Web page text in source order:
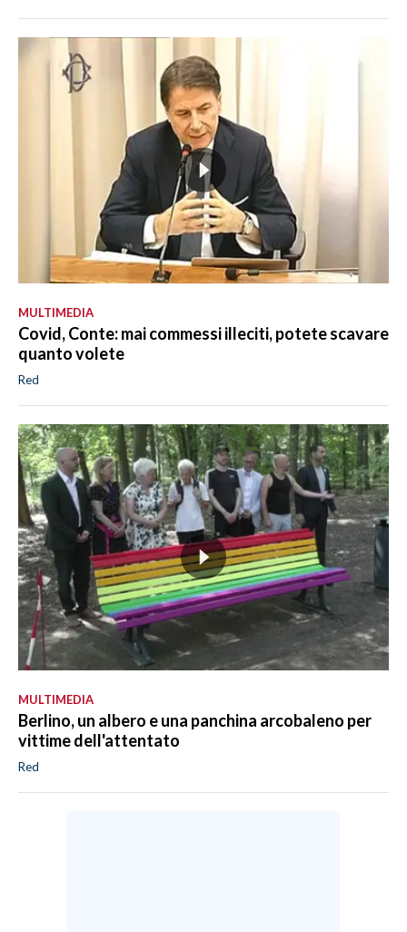
MULTIMEDIA
Covid, Conte: mai commessi illeciti, potete scavare
quanto volete
Red
MULTIMEDIA
Berlino, un albero e una panchina arcobaleno per
vittime dell'attentato
Red